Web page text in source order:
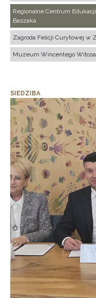
Regionalne Centrum
Baszaka
Zagroda Felicji Curyłowej w
Muzeum Wincentego
SIEDZIBA